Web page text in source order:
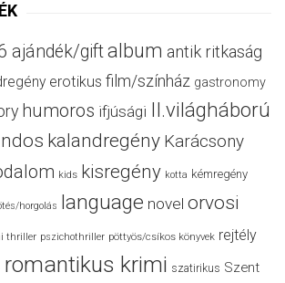
ajándék/giftalbum antik ritkaság
erotikus film/színház gastronomy
humoros ifjúsági II.világháború
kalandregény Karácsony
kids kisregény kotta kémregény
horgolás language novel orvosi
thriller pszichothriller pöttyös/csíkos könyvek rejtély
romantikus krimi szatirikus Szent